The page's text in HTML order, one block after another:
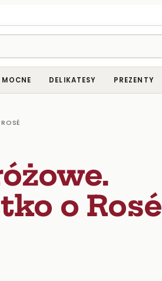
DELIKATESY PREZENTY
o Rosé